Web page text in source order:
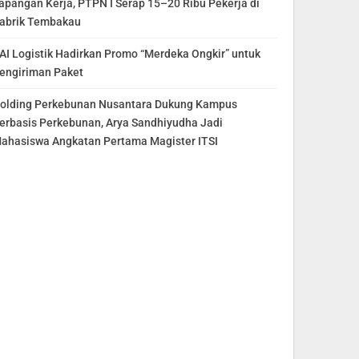
Kerja, PTPN I Serap 15–20 Ribu Pekerja di
Tembakau
Logistik Hadirkan Promo “Merdeka Ongkir” untuk
Paket
Perkebunan Nusantara Dukung Kampus
Perkebunan, Arya Sandhiyudha Jadi
Angkatan Pertama Magister ITSI